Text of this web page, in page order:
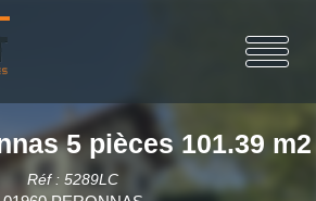
5 pièces 101.39 m2
Réf : 5289LC